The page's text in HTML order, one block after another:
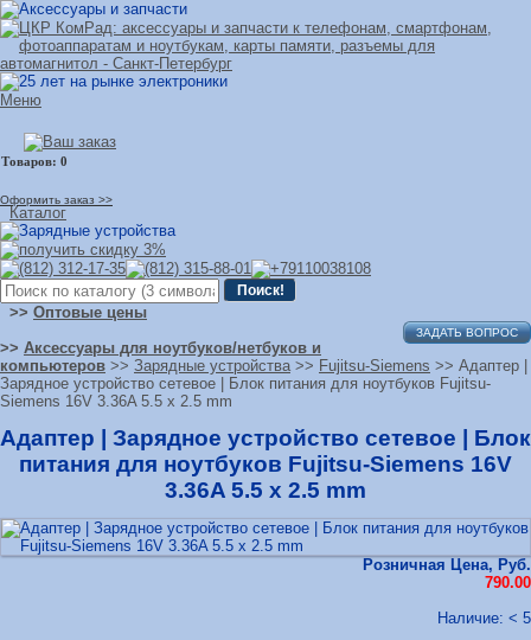
Меню
Оформить заказ >>
Каталог
>> Оптовые цены
ЗАДАТЬ ВОПРОС
>> Аксессуары для ноутбуков/нетбуков и
компьютеров >> Зарядные устройства >> Fujitsu-Siemens >> Адаптер |
Зарядное устройство сетевое | Блок питания для ноутбуков Fujitsu-
Siemens 16V 3.36A 5.5 x 2.5 mm
Адаптер | Зарядное устройство сетевое | Блок
питания для ноутбуков Fujitsu-Siemens 16V
3.36A 5.5 x 2.5 mm
Розничная Цена, Руб.
790.00
Наличие: < 5